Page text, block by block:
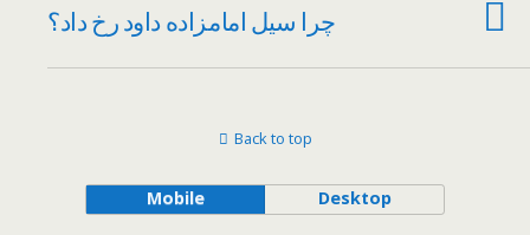
چرا سیل امامزاده داود رخ داد؟
Back to top
Mobile Desktop